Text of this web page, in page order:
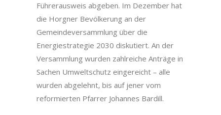
Führerausweis abgeben. Im Dezember hat
die Horgner Bevölkerung an der
Gemeindeversammlung über die
Energiestrategie 2030 diskutiert. An der
Versammlung wurden zahlreiche Anträge in
Sachen Umweltschutz eingereicht – alle
wurden abgelehnt, bis auf jener vom
reformierten Pfarrer Johannes Bardill.